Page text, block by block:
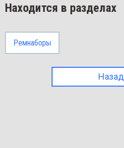
Находится в разделах
Ремнаборы
Назад